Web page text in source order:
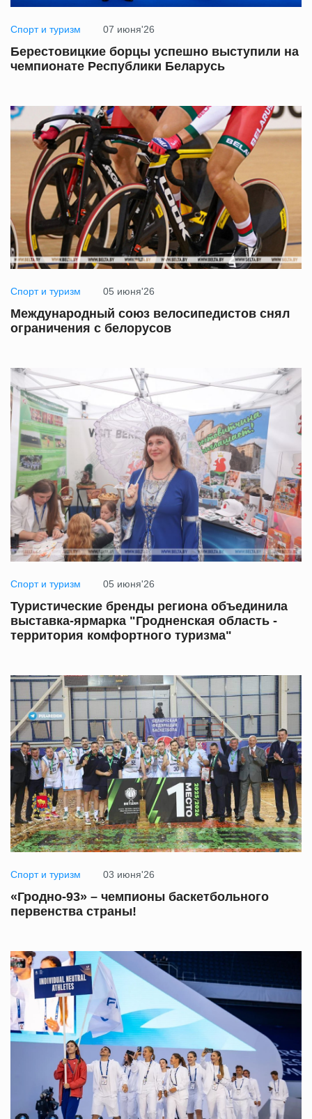
Спорт и туризм 07 июня'26
Берестовицкие борцы успешно выступили на
чемпионате Республики Беларусь
Спорт и туризм 05 июня'26
Международный союз велосипедистов снял
ограничения с белорусов
Спорт и туризм 05 июня'26
Туристические бренды региона объединила
выставка-ярмарка "Гродненская область -
территория комфортного туризма"
Спорт и туризм 03 июня'26
«Гродно-93» – чемпионы баскетбольного
первенства страны!